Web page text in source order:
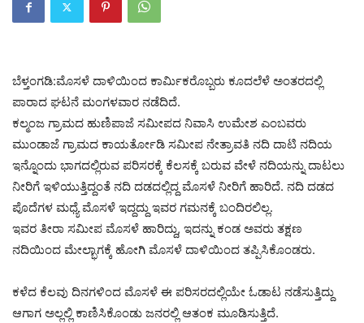
ಬೆಳ್ತಂಗಡಿ:ಮೊಸಳೆ ದಾಳಿಯಿಂದ ಕಾರ್ಮಿಕರೊಬ್ಬರು ಕೂದಲೆಳೆ ಅಂತರದಲ್ಲಿ
ಪಾರಾದ ಘಟನೆ ಮಂಗಳವಾರ ನಡೆದಿದೆ.
ಕಲ್ಮಂಜ ಗ್ರಾಮದ ಹುಣಿಪಾಜೆ ಸಮೀಪದ ನಿವಾಸಿ ಉಮೇಶ ಎಂಬವರು
ಮುಂಡಾಜೆ ಗ್ರಾಮದ ಕಾಯರ್ತೋಡಿ ಸಮೀಪ ನೇತ್ರಾವತಿ ನದಿ ದಾಟಿ ನದಿಯ
ಇನ್ನೊಂದು ಭಾಗದಲ್ಲಿರುವ ಪರಿಸರಕ್ಕೆ ಕೆಲಸಕ್ಕೆ ಬರುವ ವೇಳೆ ನದಿಯನ್ನು ದಾಟಲು
ನೀರಿಗೆ ಇಳಿಯುತ್ತಿದ್ದಂತೆ ನದಿ ದಡದಲ್ಲಿದ್ದ ಮೊಸಳೆ ನೀರಿಗೆ ಹಾರಿದೆ. ನದಿ ದಡದ
ಪೊದೆಗಳ ಮಧ್ಯೆ ಮೊಸಳೆ ಇದ್ದದ್ದು ಇವರ ಗಮನಕ್ಕೆ ಬಂದಿರಲಿಲ್ಲ.
ಇವರ ತೀರಾ ಸಮೀಪ ಮೊಸಳೆ ಹಾರಿದ್ದು, ಇದನ್ನು ಕಂಡ ಅವರು ತಕ್ಷಣ
ನದಿಯಿಂದ ಮೇಲ್ಭಾಗಕ್ಕೆ ಹೋಗಿ ಮೊಸಳೆ ದಾಳಿಯಿಂದ ತಪ್ಪಿಸಿಕೊಂಡರು.
ಕಳೆದ ಕೆಲವು ದಿನಗಳಿಂದ ಮೊಸಳೆ ಈ ಪರಿಸರದಲ್ಲಿಯೇ ಓಡಾಟ ನಡೆಸುತ್ತಿದ್ದು
ಆಗಾಗ ಅಲ್ಲಲ್ಲಿ ಕಾಣಿಸಿಕೊಂಡು ಜನರಲ್ಲಿ ಆತಂಕ ಮೂಡಿಸುತ್ತಿದೆ.